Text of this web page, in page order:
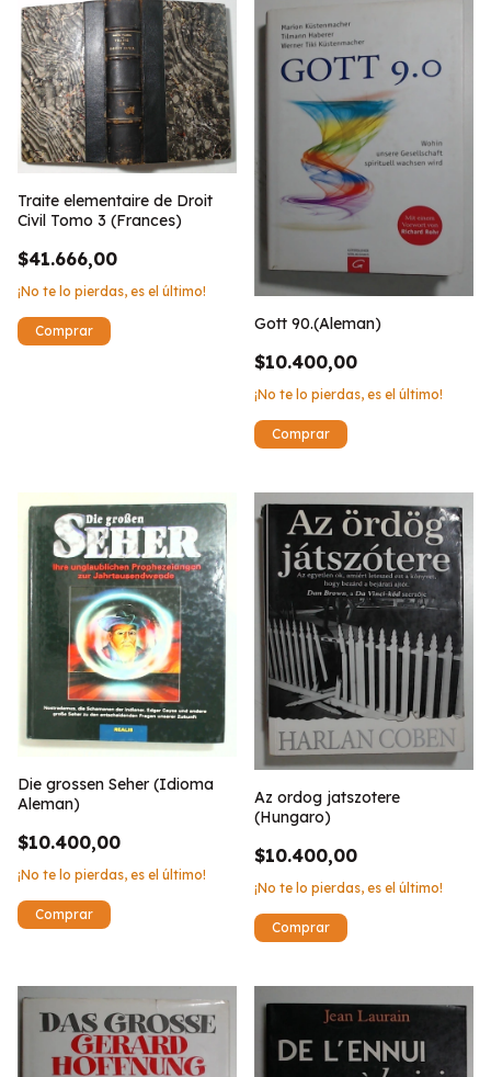
Traite elementaire de Droit
Civil Tomo 3 (Frances)
$41.666,00
¡No te lo pierdas, es el último!
Gott 90.(Aleman)
$10.400,00
¡No te lo pierdas, es el último!
Die grossen Seher (Idioma
Aleman)
$10.400,00
¡No te lo pierdas, es el último!
Az ordog jatszotere
(Hungaro)
$10.400,00
¡No te lo pierdas, es el último!